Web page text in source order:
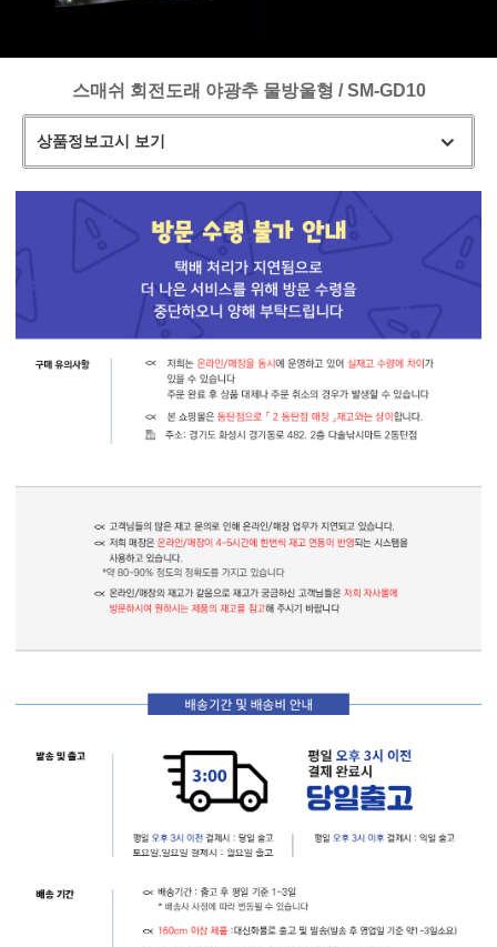
스매쉬 회전도래 야광추 물방울형 / SM-GD10
상품정보고시 보기